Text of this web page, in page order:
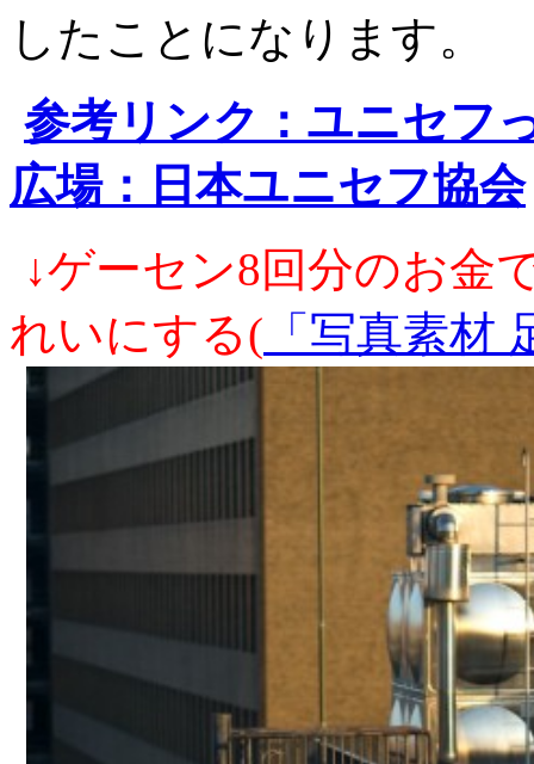
したことになります。
参考リンク：ユニセフ
広場：日本ユニセフ協会
↓ゲーセン8回分のお金
れいにする( 「写真素材